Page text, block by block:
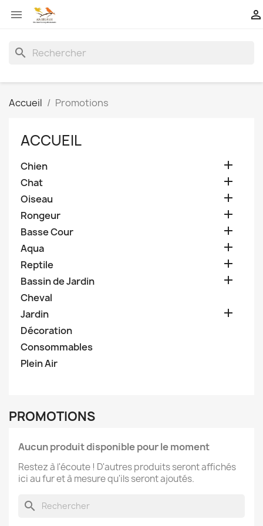
 
search
Accueil Promotions
ACCUEIL
Chien 
Chat 
Oiseau 
Rongeur 
Basse Cour 
Aqua 
Reptile 
Bassin de Jardin 
Cheval
Jardin

Décoration
Consommables
Plein Air
PROMOTIONS
Aucun produit disponible pour le moment
Restez à l'écoute ! D'autres produits seront affichés
ici au fur et à mesure qu'ils seront ajoutés.
search